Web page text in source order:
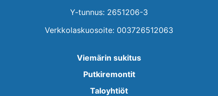
Y-tunnus: 2651206-3
Verkkolaskuosoite: 003726512063
Viemärin sukitus
Putkiremontit
Taloyhtiöt